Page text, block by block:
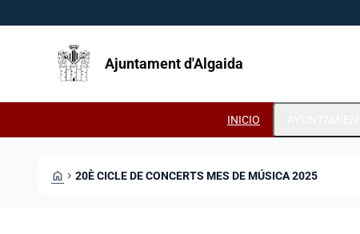
Ajuntament d'Algaida
INICIO
HOME CHEVRON_RIGHT 20È CICLE DE CONCERTS MES DE MÚSICA 2025